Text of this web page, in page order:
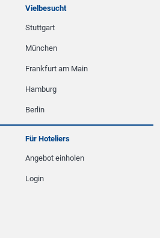
Vielbesucht
Stuttgart
München
Frankfurt am Main
Hamburg
Berlin
Für Hoteliers
Angebot einholen
Login